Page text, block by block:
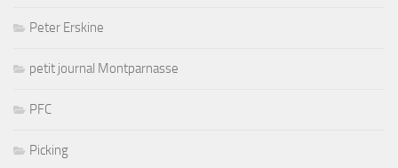
Peter Erskine
petit journal Montparnasse
PFC
Picking